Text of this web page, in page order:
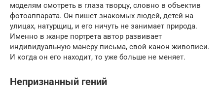
моделям смотреть в глаза творцу, словно в объектив
фотоаппарата. Он пишет знакомых людей, детей на
улицах, натурщиц, и его ничуть не занимает природа.
Именно в жанре портрета автор развивает
индивидуальную манеру письма, свой канон живописи.
И когда он его находит, то уже больше не меняет.
Непризнанный гений